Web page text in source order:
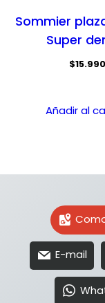
Sommier
Super
$
Añadir al
E-mail